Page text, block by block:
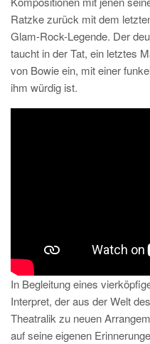
Ratzke zurück mit dem
Glam-Rock-Legende. Der
taucht in der Tat, ein letztes
von Bowie ein, mit einer
ihm würdig ist.
In Begleitung eines
Interpret, der aus der Welt
Theatralik zu neuen
auf seine eigenen